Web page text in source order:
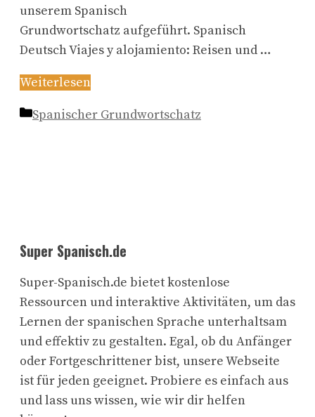
unserem Spanisch
Grundwortschatz aufgeführt. Spanisch
Deutsch Viajes y alojamiento: Reisen und …
Weiterlesen
Kategorien
Spanischer Grundwortschatz
Super Spanisch.de
Super-Spanisch.de bietet kostenlose
Ressourcen und interaktive Aktivitäten, um das
Lernen der spanischen Sprache unterhaltsam
und effektiv zu gestalten. Egal, ob du Anfänger
oder Fortgeschrittener bist, unsere Webseite
ist für jeden geeignet. Probiere es einfach aus
und lass uns wissen, wie wir dir helfen